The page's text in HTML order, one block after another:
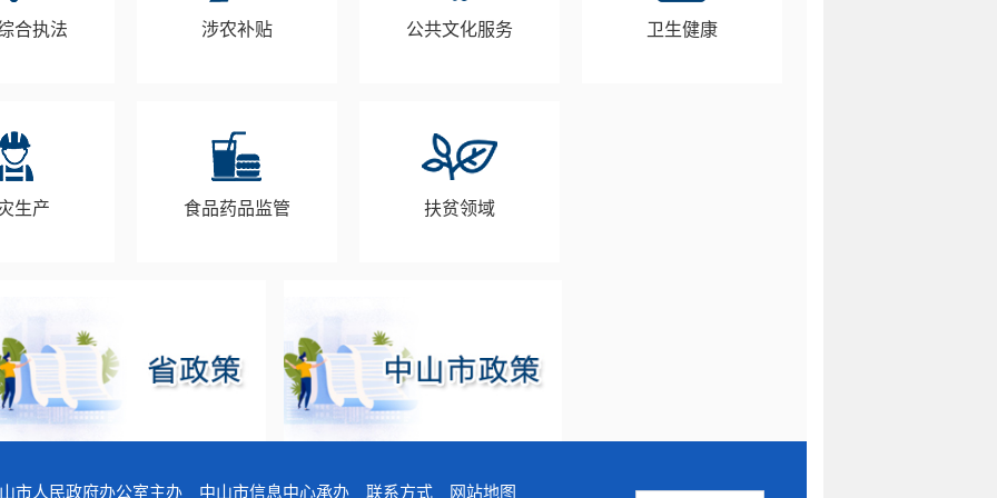
合执法 涉农补贴 公共文化服务 卫生健康
生产 食品药品监管 扶贫领域
市人民政府办公室主办 中山市信息中心承办 联系方式 网站地图